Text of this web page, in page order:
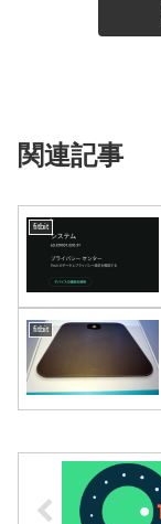
関連記事
fitbit
fitbit